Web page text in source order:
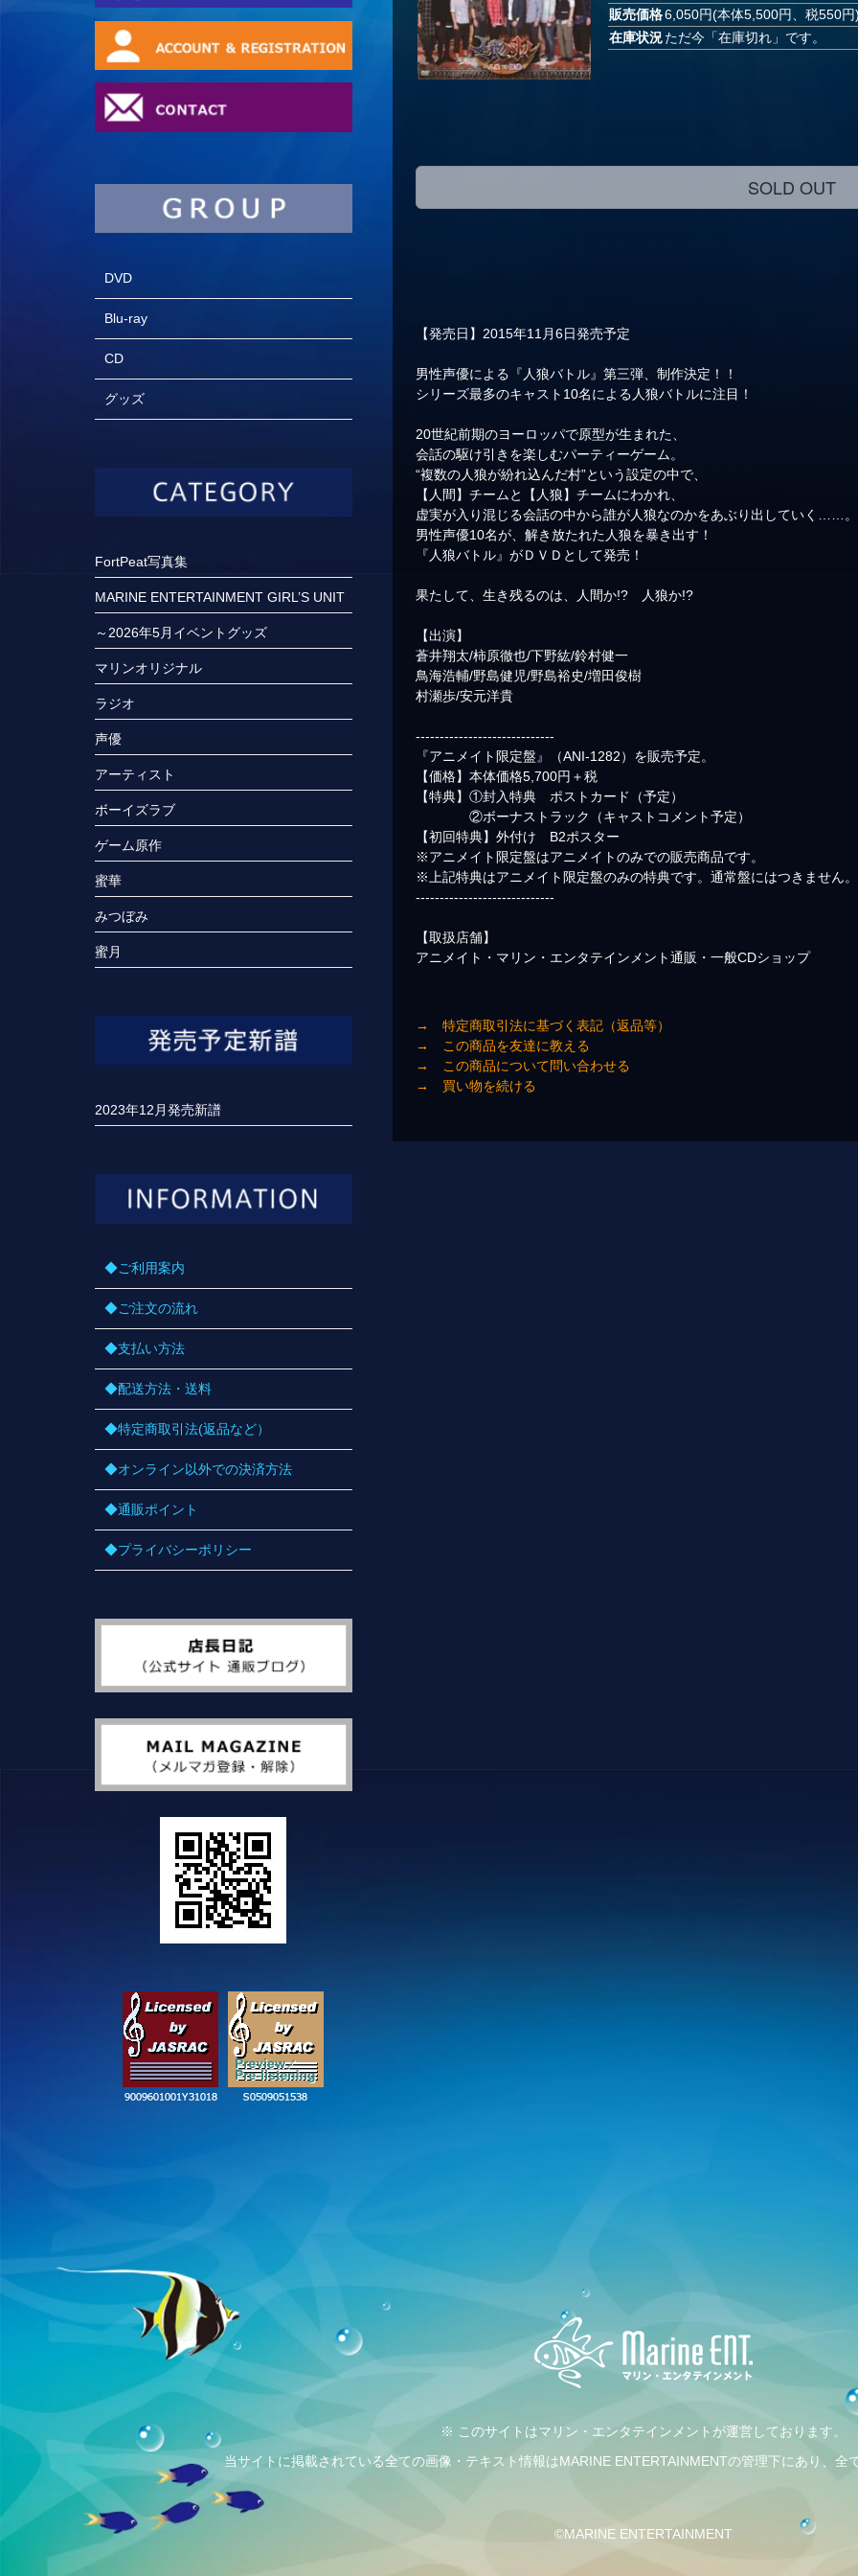
販売価格6,050円(本体5,500円、税550円
在庫状況ただ今「在庫切れ」です。
SOLD OUT
【発売日】2015年11月6日発売予定
男性声優による『人狼バトル』第三弾、制作決定！！
シリーズ最多のキャスト10名による人狼バトルに注目！
20世紀前期のヨーロッパで原型が生まれた、
会話の駆け引きを楽しむパーティーゲーム。
“複数の人狼が紛れ込んだ村”という設定の中で、
【人間】チームと【人狼】チームにわかれ、
虚実が入り混じる会話の中から誰が人狼なのかをあぶり出していく……。
男性声優10名が、解き放たれた人狼を暴き出す！
『人狼バトル』がＤＶＤとして発売！
果たして、生き残るのは、人間か!? 人狼か!?
【出演】
蒼井翔太/柿原徹也/下野紘/鈴村健一
鳥海浩輔/野島健児/野島裕史/増田俊樹
村瀬歩/安元洋貴
-----------------------------
『アニメイト限定盤』（ANI-1282）を販売予定。
【価格】本体価格5,700円＋税
【特典】①封入特典 ポストカード（予定）
②ボーナストラック（キャストコメント予定）
【初回特典】外付け B2ポスター
※アニメイト限定盤はアニメイトのみでの販売商品です。
※上記特典はアニメイト限定盤のみの特典です。通常盤にはつきません。
-----------------------------
【取扱店舗】
アニメイト・マリン・エンタテインメント通販・一般CDショップ
→ 特定商取引法に基づく表記（返品等）
→ この商品を友達に教える
→ この商品について問い合わせる
→ 買い物を続ける
DVD
Blu-ray
CD
グッズ
FortPeat写真集
MARINE ENTERTAINMENT GIRL’S UNIT
～2026年5月イベントグッズ
マリンオリジナル
ラジオ
声優
アーティスト
ボーイズラブ
ゲーム原作
蜜華
みつぼみ
蜜月
2023年12月発売新譜
◆ご利用案内
◆ご注文の流れ
◆支払い方法
◆配送方法・送料
◆特定商取引法(返品など）
◆オンライン以外での決済方法
◆通販ポイント
◆プライバシーポリシー
※ このサイトはマリン・エンタテインメントが運営しております。
当サイトに掲載されている全ての画像・テキスト情報はMARINE ENTERTAINMENTの管理下にあり、全
©MARINE ENTERTAINMENT